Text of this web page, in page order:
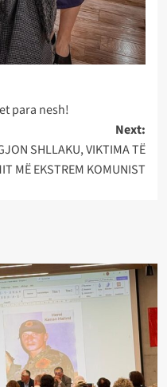
para nesh!
Next:
SHLLAKU, VIKTIMA TË
MË EKSTREM KOMUNIST